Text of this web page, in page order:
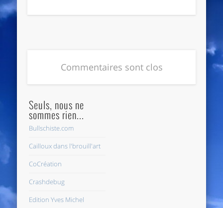
Commentaires sont clos
Seuls, nous ne
sommes rien...
Bullschiste.com
Cailloux dans l'brouill'art
CoCréation
Crashdebug
Edition Yves Michel